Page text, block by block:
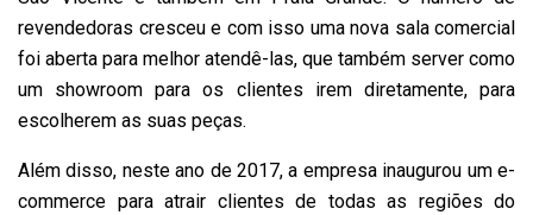
revendedoras cresceu e com isso uma nova sala comercial
foi aberta para melhor atendê-las, que também server como
um showroom para os clientes irem diretamente, para
escolherem as suas peças.
Além disso, neste ano de 2017, a empresa inaugurou um e-
commerce para atrair clientes de todas as regiões do